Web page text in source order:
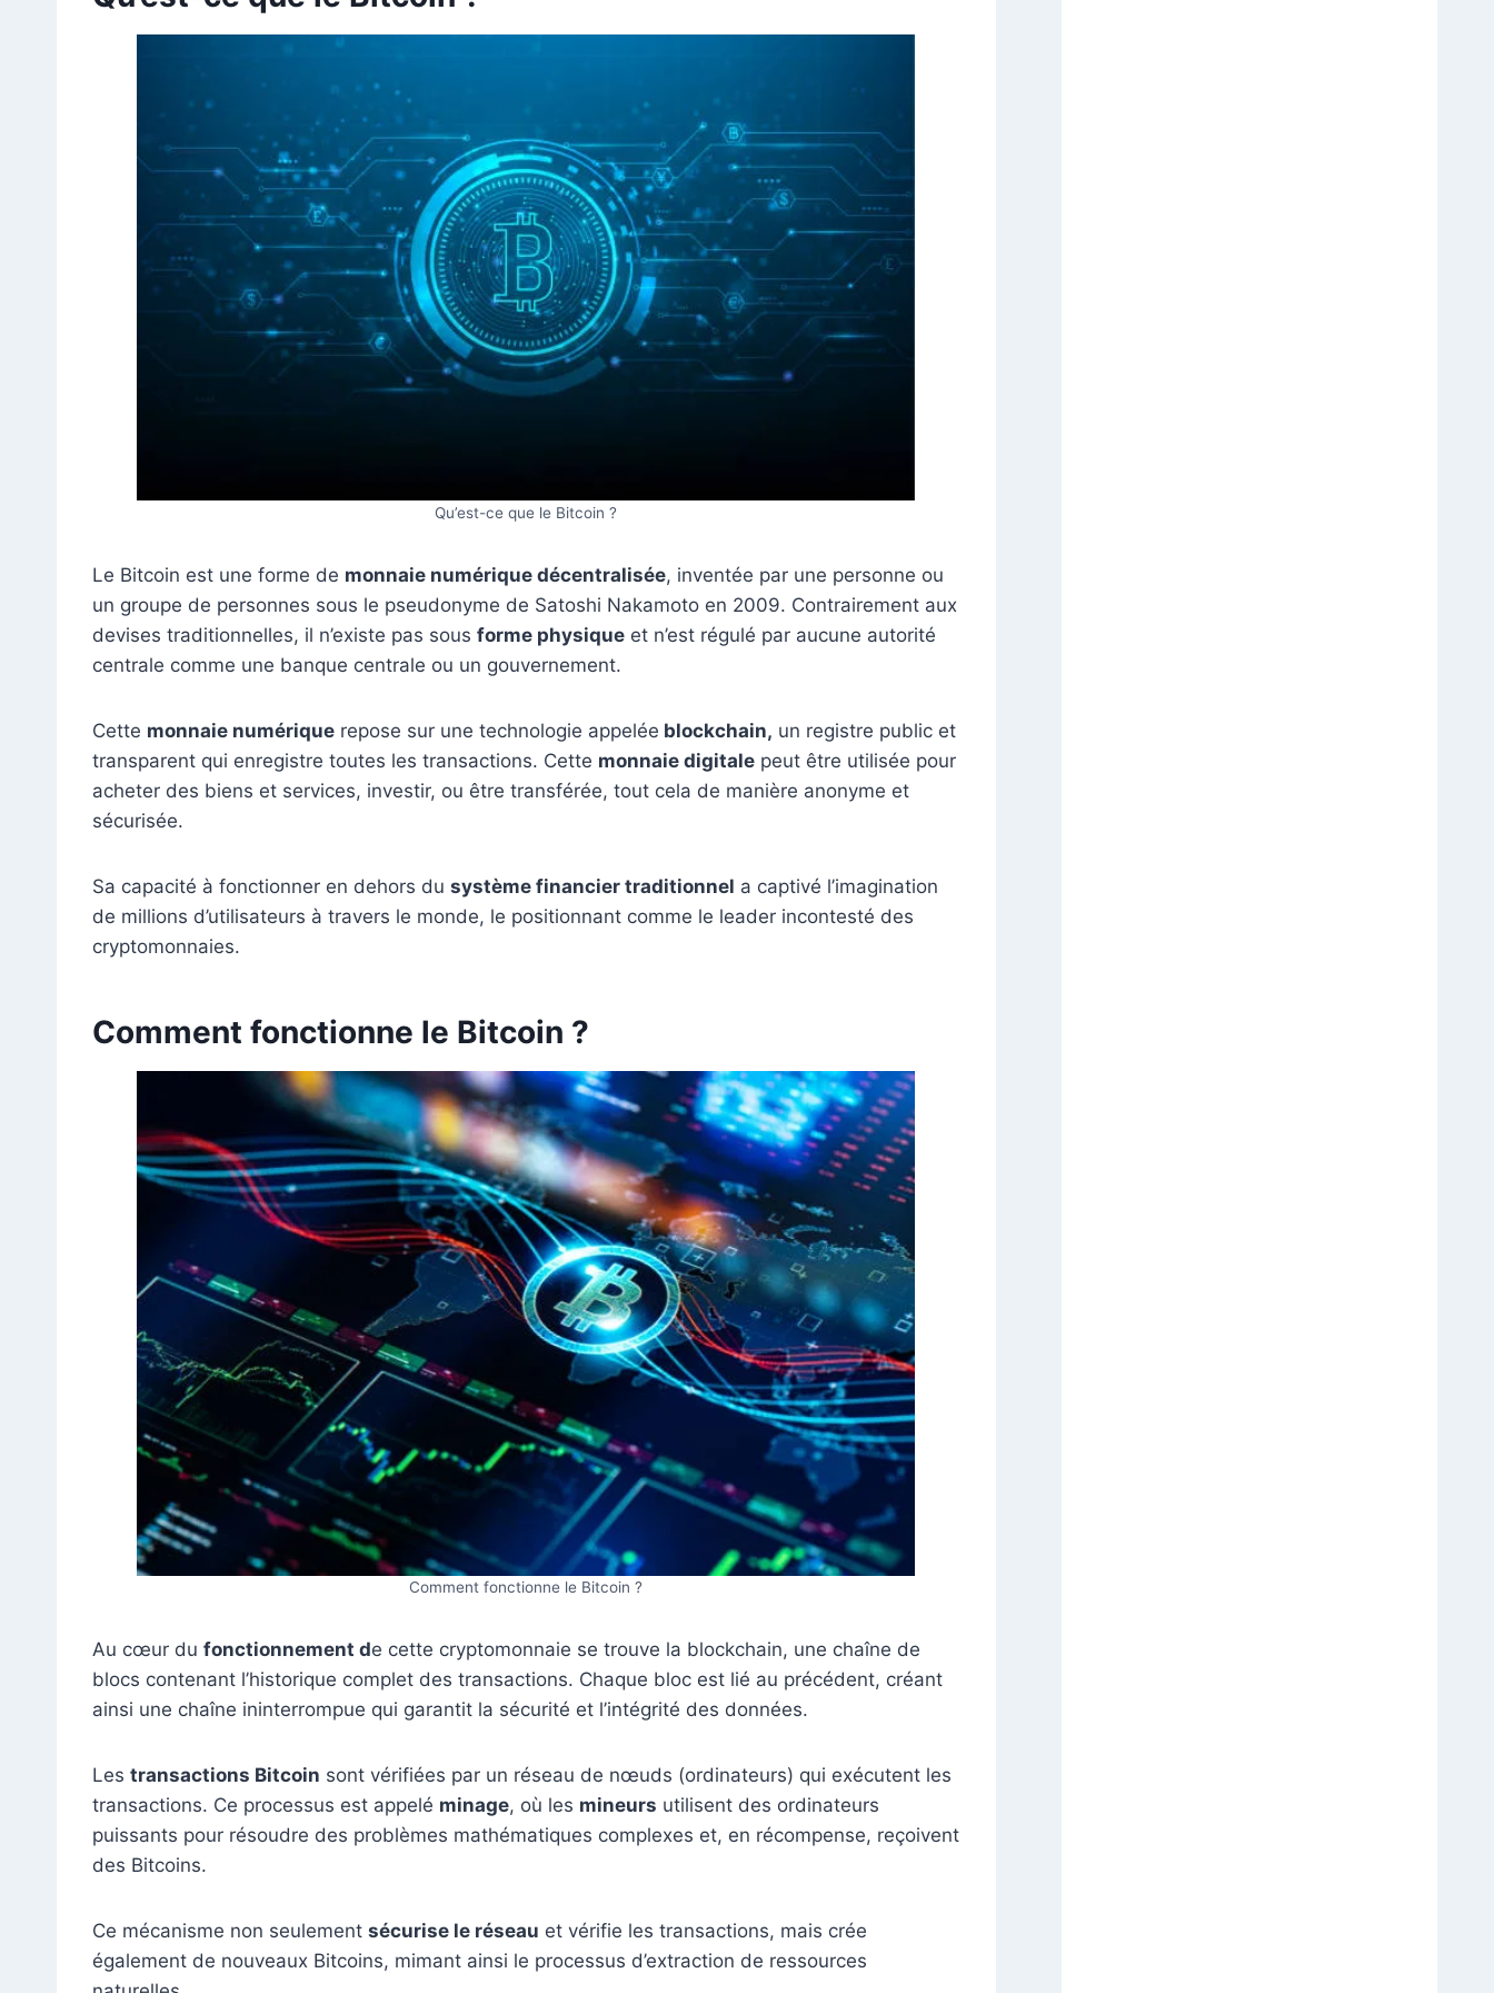
Qu’est-ce que le Bitcoin ?
Le Bitcoin est une forme de monnaie numérique décentralisée, inventée par une personne ou
un groupe de personnes sous le pseudonyme de Satoshi Nakamoto en 2009. Contrairement aux
devises traditionnelles, il n’existe pas sous forme physique et n’est régulé par aucune autorité
centrale comme une banque centrale ou un gouvernement.
Cette monnaie numérique repose sur une technologie appelée blockchain, un registre public et
transparent qui enregistre toutes les transactions. Cette monnaie digitale peut être utilisée pour
acheter des biens et services, investir, ou être transférée, tout cela de manière anonyme et
sécurisée.
Sa capacité à fonctionner en dehors du système financier traditionnel a captivé l’imagination
de millions d’utilisateurs à travers le monde, le positionnant comme le leader incontesté des
cryptomonnaies.
Comment fonctionne le Bitcoin ?
Comment fonctionne le Bitcoin ?
Au cœur du fonctionnement de cette cryptomonnaie se trouve la blockchain, une chaîne de
blocs contenant l’historique complet des transactions. Chaque bloc est lié au précédent, créant
ainsi une chaîne ininterrompue qui garantit la sécurité et l’intégrité des données.
Les transactions Bitcoin sont vérifiées par un réseau de nœuds (ordinateurs) qui exécutent les
transactions. Ce processus est appelé minage, où les mineurs utilisent des ordinateurs
puissants pour résoudre des problèmes mathématiques complexes et, en récompense, reçoivent
des Bitcoins.
Ce mécanisme non seulement sécurise le réseau et vérifie les transactions, mais crée
également de nouveaux Bitcoins, mimant ainsi le processus d’extraction de ressources